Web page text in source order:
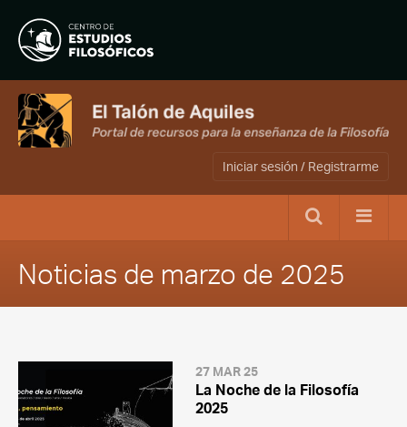
Iniciar sesión / Registrarme
Noticias de marzo de 2025
27 MAR 25
La Noche de la Filosofía
2025